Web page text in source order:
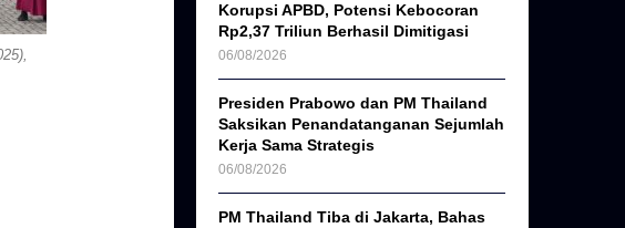
Korupsi APBD, Potensi Kebocoran
Rp2,37 Triliun Berhasil Dimitigasi
06/08/2026
Presiden Prabowo dan PM Thailand
Saksikan Penandatanganan Sejumlah
Kerja Sama Strategis
06/08/2026
PM Thailand Tiba di Jakarta, Bahas